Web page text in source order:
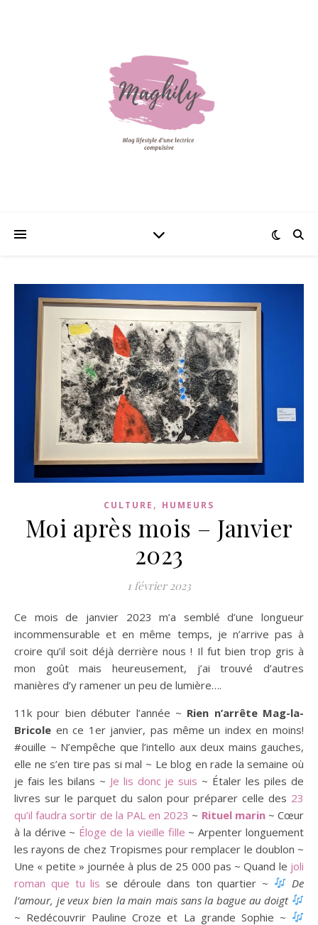
CULTURE , HUMEURS
Moi après mois – Janvier
2023
1 février 2023
Ce mois de janvier 2023 m’a semblé d’une longueur
incommensurable et en même temps, je n’arrive pas à
croire qu’il soit déjà derrière nous ! Il fut bien trop gris à
mon goût mais heureusement, j’ai trouvé d’autres
manières d’y ramener un peu de lumière….
11k pour bien débuter l’année ~ Rien n’arrête Mag-la-
Bricole en ce 1er janvier, pas même un index en moins!
#ouille ~ N’empêche que l’intello aux deux mains gauches,
elle ne s’en tire pas si mal ~ Le blog en rade la semaine où
je fais les bilans ~ Je lis donc je suis ~ Étaler les piles de
livres sur le parquet du salon pour préparer celle des 23
qu’il faudra sortir de la PAL en 2023 ~ Rituel marin~ Cœur
à la dérive ~ Éloge de la vieille fille ~ Arpenter longuement
les rayons de chez Tropismes pour remplacer le doublon ~
Une « petite » journée à plus de 25 000 pas ~ Quand le joli
roman que tu lis se déroule dans ton quartier ~
De
l’amour, je veux bien la main mais sans la bague au doigt
~ Redécouvrir Pauline Croze et La grande Sophie ~